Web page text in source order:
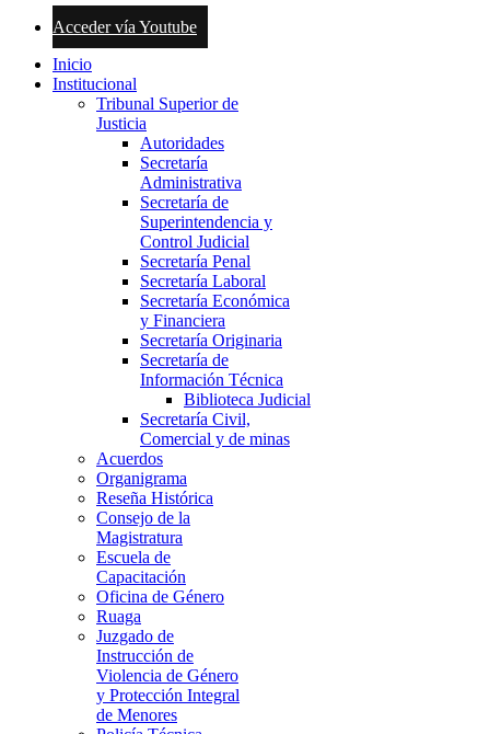
Acceder vía Youtube
Inicio
Institucional
Tribunal Superior de
Justicia
Autoridades
Secretaría
Administrativa
Secretaría de
Superintendencia y
Control Judicial
Secretaría Penal
Secretaría Laboral
Secretaría Económica
y Financiera
Secretaría Originaria
Secretaría de
Información Técnica
Biblioteca Judicial
Secretaría Civil,
Comercial y de minas
Acuerdos
Organigrama
Reseña Histórica
Consejo de la
Magistratura
Escuela de
Capacitación
Oficina de Género
Ruaga
Juzgado de
Instrucción de
Violencia de Género
y Protección Integral
de Menores